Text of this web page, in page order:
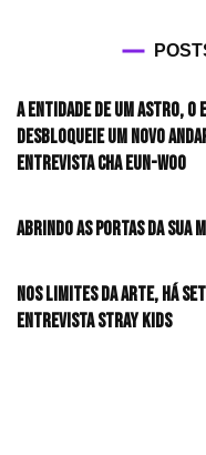
A entidade de um astro,
desbloqueie um novo
Entrevista CHA EUN-WOO
Abrindo as portas da sua
Nos limites da arte, há
Entrevista Stray Kids